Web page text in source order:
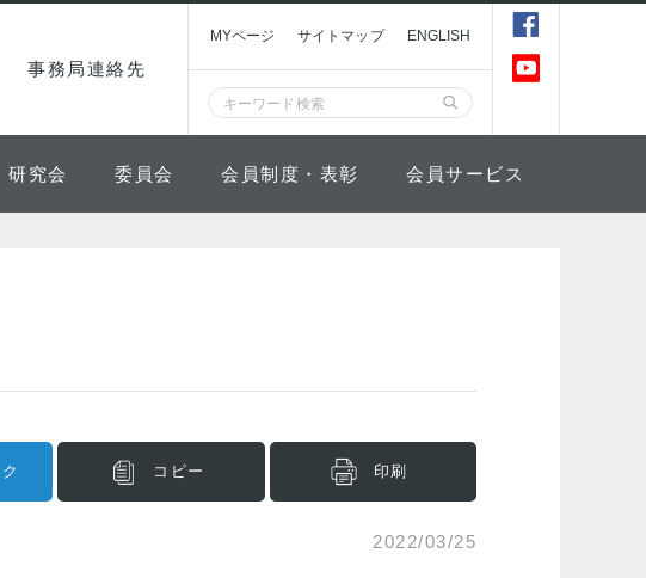
事務局連絡先
MYページ サイトマップ ENGLISH
研究会 委員会 会員制度・表彰 会員サービス
コピー 印刷
2022/03/25